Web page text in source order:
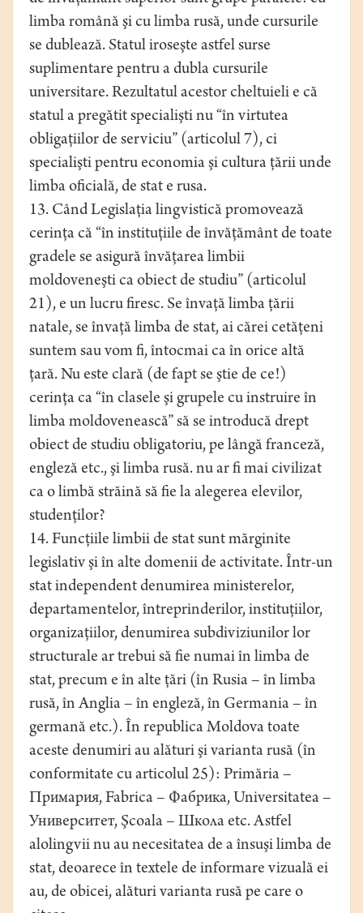
limba română şi cu limba rusă, unde cursurile
se dublează. Statul iroseşte astfel surse
suplimentare pentru a dubla cursurile
universitare. Rezultatul acestor cheltuieli e că
statul a pregătit specialişti nu “în virtutea
obligaţiilor de serviciu” (articolul 7), ci
specialişti pentru economia şi cultura ţării unde
limba oficială, de stat e rusa.
13. Când Legislaţia lingvistică promovează
cerinţa că “în instituţiile de învăţământ de toate
gradele se asigură învăţarea limbii
moldoveneşti ca obiect de studiu” (articolul
21), e un lucru firesc. Se învaţă limba ţării
natale, se învaţă limba de stat, ai cărei cetăţeni
suntem sau vom fi, întocmai ca în orice altă
ţară. Nu este clară (de fapt se ştie de ce!)
cerinţa ca “în clasele şi grupele cu instruire în
limba moldovenească” să se introducă drept
obiect de studiu obligatoriu, pe lângă franceză,
engleză etc., şi limba rusă. nu ar fi mai civilizat
ca o limbă străină să fie la alegerea elevilor,
studenţilor?
14. Funcţiile limbii de stat sunt mărginite
legislativ şi în alte domenii de activitate. Într-un
stat independent denumirea ministerelor,
departamentelor, întreprinderilor, instituţiilor,
organizaţiilor, denumirea subdiviziunilor lor
structurale ar trebui să fie numai în limba de
stat, precum e în alte ţări (în Rusia – în limba
rusă, în Anglia – în engleză, în Germania – în
germană etc.). În republica Moldova toate
aceste denumiri au alături şi varianta rusă (în
conformitate cu articolul 25): Primăria –
Примария, Fabrica – Фабрика, Universitatea –
Университет, Şcoala – Школа etc. Astfel
alolingvii nu au necesitatea de a însuşi limba de
stat, deoarece în textele de informare vizuală ei
au, de obicei, alături varianta rusă pe care o